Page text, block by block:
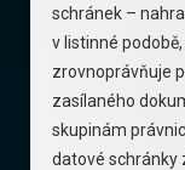
schránek –
v listinné
zrovnoprávňuje
zasílaného
skupinám
datové schránky